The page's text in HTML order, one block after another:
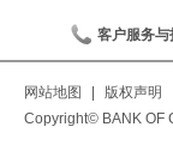
客户服务与
网站地图 版权声明
Copyright© BANK OF